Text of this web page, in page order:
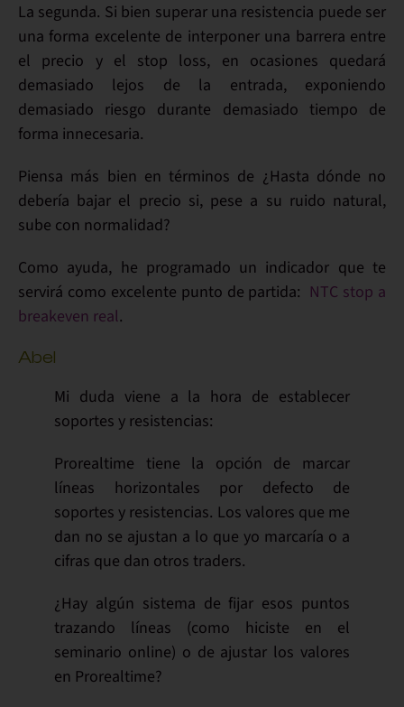
La segunda. Si bien superar una resistencia puede ser
una forma excelente de interponer una barrera entre
el precio y el stop loss, en ocasiones quedará
demasiado lejos de la entrada, exponiendo
demasiado riesgo durante demasiado tiempo de
forma innecesaria.
Piensa más bien en términos de ¿Hasta dónde no
debería bajar el precio si, pese a su ruido natural,
sube con normalidad?
Como ayuda, he programado un indicador que te
servirá como excelente punto de partida: NTC stop a
breakeven real.
Abel
Mi duda viene a la hora de establecer
soportes y resistencias:
Prorealtime tiene la opción de marcar
líneas horizontales por defecto de
soportes y resistencias. Los valores que me
dan no se ajustan a lo que yo marcaría o a
cifras que dan otros traders.
¿Hay algún sistema de fijar esos puntos
trazando líneas (como hiciste en el
seminario online) o de ajustar los valores
en Prorealtime?